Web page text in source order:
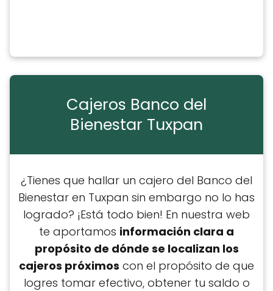
Cajeros Banco del
Bienestar Tuxpan
¿Tienes que hallar un cajero del Banco del
Bienestar en Tuxpan sin embargo no lo has
logrado? ¡Está todo bien! En nuestra web
te aportamos información clara a
propósito de dónde se localizan los
cajeros próximos con el propósito de que
logres tomar efectivo, obtener tu saldo o